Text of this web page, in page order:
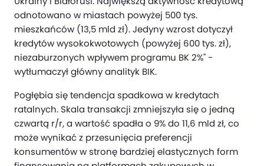
odnotowano w miastach powyżej 500 tys.
mieszkańców (13,5 mld zł). Jedyny wzrost dotyczył
kredytów wysokokwotowych (powyżej 600 tys. zł),
niezaburzonych wpływem programu BK 2%" -
wytłumaczył główny analityk BIK.
Pogłębia się tendencja spadkowa w kredytach
ratalnych. Skala transakcji zmniejszyła się o jedną
czwartą r/r, a wartość spadła o 9% do 11,6 mld zł, co
może wynikać z przesunięcia preferencji
konsumentów w stronę bardziej elastycznych form